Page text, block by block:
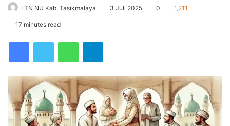
LTN NU Kab. Tasikmalaya 3 Juli 2025 0 1,211
17 minutes read